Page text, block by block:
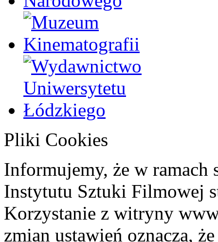
Pliki Cookies
Informujemy, że w ramach
Instytutu Sztuki Filmowej
Korzystanie z witryny
zmian ustawień oznacza,